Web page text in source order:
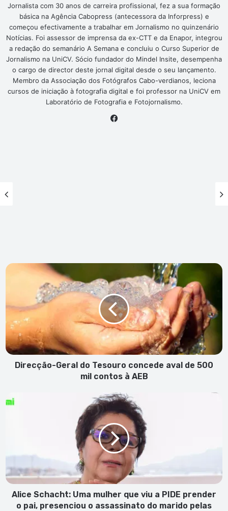
Jornalista com 30 anos de carreira profissional, fez a sua formação
básica na Agência Cabopress (antecessora da Inforpress) e
começou efectivamente a trabalhar em Jornalismo no quinzenário
Notícias. Foi assessor de imprensa da ex-CTT e da Enapor, integrou
a redação do semanário A Semana e concluiu o Curso Superior de
Jornalismo na UniCV. Sócio fundador do Mindel Insite, desempenha
o cargo de director deste jornal digital desde o seu lançamento.
Membro da Associação dos Fotógrafos Cabo-verdianos, leciona
cursos de iniciação à fotografia digital e foi professor na UniCV em
Laboratório de Fotografia e Fotojornalismo.
Direcção-
concede
aval
de
500
mil
contos
Direcção-Geral do Tesouro concede aval de 500
mil contos à AEB
Alice
Schacht:
PIDE
prender
Alice Schacht: Uma mulher que viu a PIDE prender
o pai, presenciou o assassinato do marido pelas